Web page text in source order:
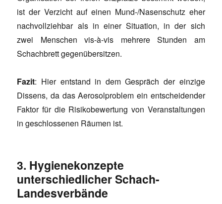
ist der Verzicht auf einen Mund-/Nasenschutz eher
nachvollziehbar als in einer Situation, in der sich
zwei Menschen vis-à-vis mehrere Stunden am
Schachbrett gegenübersitzen.
Fazit: Hier entstand in dem Gespräch der einzige
Dissens, da das Aerosolproblem ein entscheidender
Faktor für die Risikobewertung von Veranstaltungen
in geschlossenen Räumen ist.
3. Hygienekonzepte
unterschiedlicher Schach-
Landesverbände